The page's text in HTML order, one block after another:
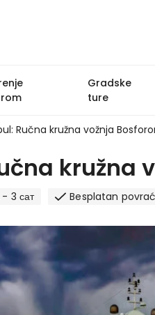
Gradske
ture
Ručna kružna vožnja
kružna
- 3 сат Besplatan